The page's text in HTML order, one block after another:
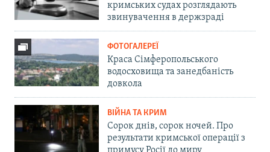
кримських судах розглядають
звинувачення в держзраді
ФОТОГАЛЕРЕЇ
Краса Сімферопольського
водосховища та занедбаність
довкола
ВІЙНА ТА КРИМ
Сорок днів, сорок ночей. Про
результати кримської операції з